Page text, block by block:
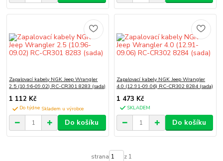
Zapalovací kabely NGK Jeep Wrangler
2.5 (10.96-09.02) RC-CR301 8283 (sada)
1 112 Kč
Do týdne
Do košíku
Zapalovací kabely NGK Jeep Wrangler
4.0 (12.91-09.06) RC-CR302 8284 (sada)
1 473 Kč
SKLADEM
Do košíku
strana z 1